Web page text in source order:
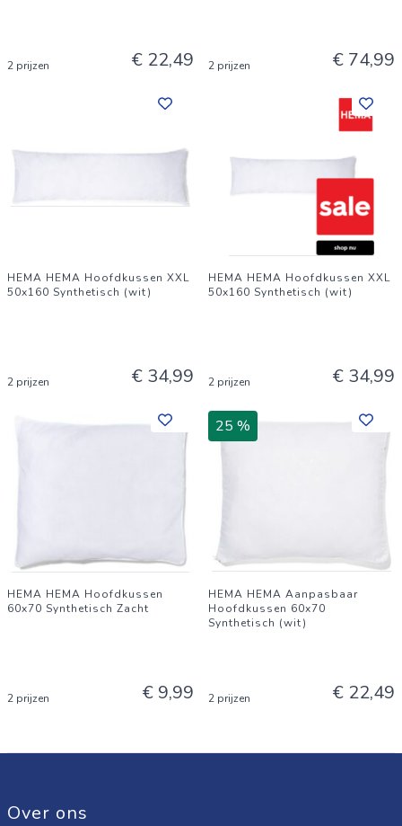
2 prijzen € 22,49 2 prijzen € 74,99
HEMA HEMA Hoofdkussen XXL
50x160 Synthetisch (wit)
2 prijzen € 34,99
HEMA HEMA Hoofdkussen XXL
50x160 Synthetisch (wit)
2 prijzen € 34,99
HEMA HEMA Hoofdkussen
60x70 Synthetisch Zacht
2 prijzen € 9,99
25 %
HEMA HEMA Aanpasbaar
Hoofdkussen 60x70
Synthetisch (wit)
2 prijzen € 22,49
Over ons